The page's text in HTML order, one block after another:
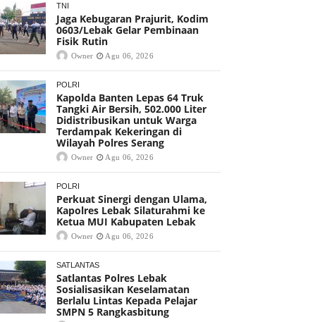
TNI
Jaga Kebugaran Prajurit, Kodim
0603/Lebak Gelar Pembinaan
Fisik Rutin
Owner Agu 06, 2026
POLRI
Kapolda Banten Lepas 64 Truk
Tangki Air Bersih, 502.000 Liter
Didistribusikan untuk Warga
Terdampak Kekeringan di
Wilayah Polres Serang
Owner Agu 06, 2026
POLRI
Perkuat Sinergi dengan Ulama,
Kapolres Lebak Silaturahmi ke
Ketua MUI Kabupaten Lebak
Owner Agu 06, 2026
SATLANTAS
Satlantas Polres Lebak
Sosialisasikan Keselamatan
Berlalu Lintas Kepada Pelajar
SMPN 5 Rangkasbitung